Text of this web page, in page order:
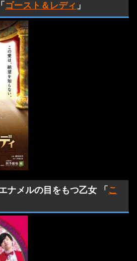
ゴースト＆レディ 」
ナメルの目をもつ乙女 「 こ